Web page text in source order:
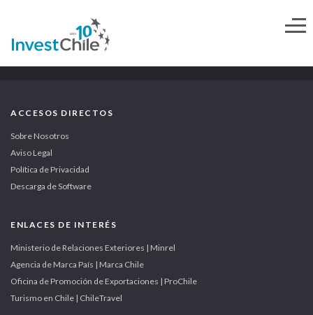
ACCESOS DIRECTOS
Sobre Nosotros
Aviso Legal
Política de Privacidad
Descarga de Software
ENLACES DE INTERÉS
Ministerio de Relaciones Exteriores | Minrel
Agencia de Marca País | Marca Chile
Oficina de Promoción de Exportaciones | ProChile
Turismo en Chile | ChileTravel